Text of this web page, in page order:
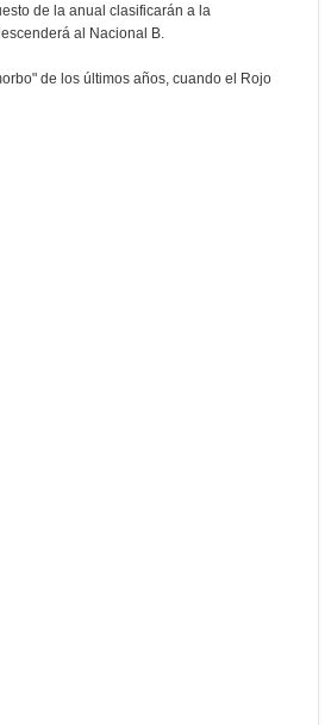
de la anual clasificarán a la
al Nacional B.
de los últimos años, cuando el Rojo